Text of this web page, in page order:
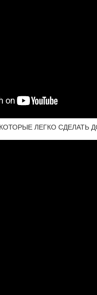
ЛЕГКО СДЕЛАТЬ